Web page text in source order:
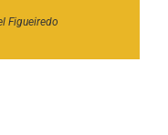
Figueiredo